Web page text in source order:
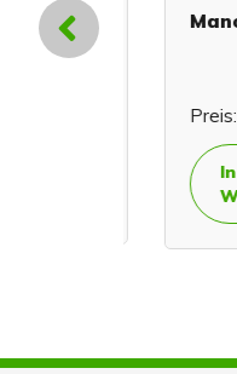
3/8” –
Preis:
In